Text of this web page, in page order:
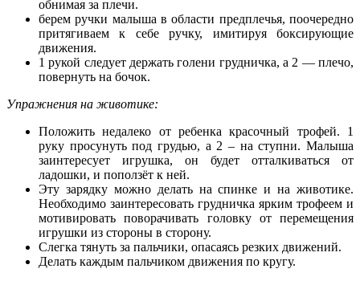
обнимая за плечи.
берем ручки малыша в области предплечья, поочередно
притягиваем к себе ручку, имитируя боксирующие
движения.
1 рукой следует держать голени грудничка, а 2 — плечо,
повернуть на бочок.
Упражнения на животике:
Положить недалеко от ребенка красочный трофей. 1
руку просунуть под грудью, а 2 – на ступни. Малыша
заинтересует игрушка, он будет отталкиваться от
ладошки, и поползёт к ней.
Эту зарядку можно делать на спинке и на животике.
Необходимо заинтересовать грудничка ярким трофеем и
мотивировать поворачивать головку от перемещения
игрушки из стороны в сторону.
Слегка тянуть за пальчики, опасаясь резких движений.
Делать каждым пальчиком движения по кругу.